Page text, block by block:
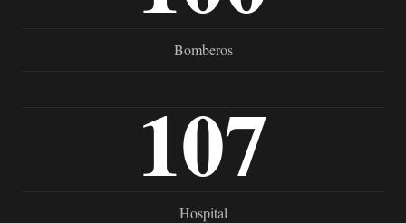
Bomberos
107
Hospital